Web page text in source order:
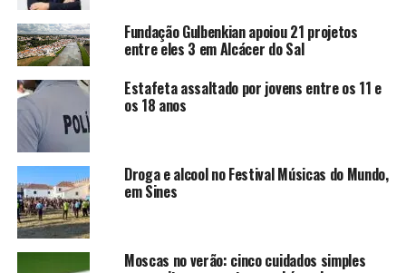
Fundação Gulbenkian apoiou 21 projetos
entre eles 3 em Alcácer do Sal
Estafeta assaltado por jovens entre os 11 e
os 18 anos
Droga e alcool no Festival Músicas do Mundo,
em Sines
Moscas no verão: cinco cuidados simples